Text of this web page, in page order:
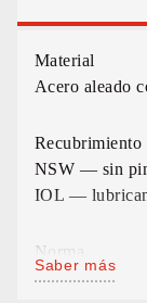
Material
Acero aleado
Recubrimiento
NSW — sin
IOL —
Norma
El producto se
Saber más